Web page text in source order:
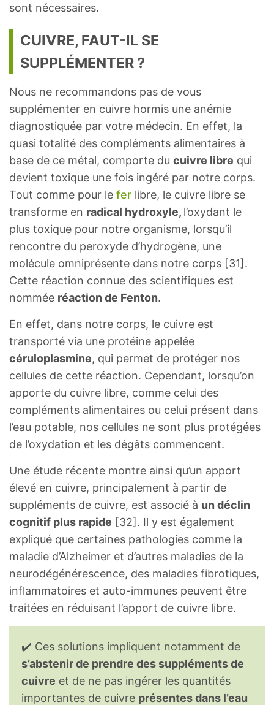
sont nécessaires.
CUIVRE, FAUT-IL SE
SUPPLÉMENTER ?
Nous ne recommandons pas de vous
supplémenter en cuivre hormis une anémie
diagnostiquée par votre médecin. En effet, la
quasi totalité des compléments alimentaires à
base de ce métal, comporte du cuivre libre qui
devient toxique une fois ingéré par notre corps.
Tout comme pour le fer libre, le cuivre libre se
transforme en radical hydroxyle, l’oxydant le
plus toxique pour notre organisme, lorsqu’il
rencontre du peroxyde d’hydrogène, une
molécule omniprésente dans notre corps [31].
Cette réaction connue des scientifiques est
nommée réaction de Fenton.
En effet, dans notre corps, le cuivre est
transporté via une protéine appelée
céruloplasmine, qui permet de protéger nos
cellules de cette réaction. Cependant, lorsqu’on
apporte du cuivre libre, comme celui des
compléments alimentaires ou celui présent dans
l’eau potable, nos cellules ne sont plus protégées
de l’oxydation et les dégâts commencent.
Une étude récente montre ainsi qu’un apport
élevé en cuivre, principalement à partir de
suppléments de cuivre, est associé à un déclin
cognitif plus rapide [32]. Il y est également
expliqué que certaines pathologies comme la
maladie d’Alzheimer et d’autres maladies de la
neurodégénérescence, des maladies fibrotiques,
inflammatoires et auto-immunes peuvent être
traitées en réduisant l’apport de cuivre libre.
✔️ Ces solutions impliquent notamment de
s’abstenir de prendre des suppléments de
cuivre et de ne pas ingérer les quantités
importantes de cuivre présentes dans l’eau